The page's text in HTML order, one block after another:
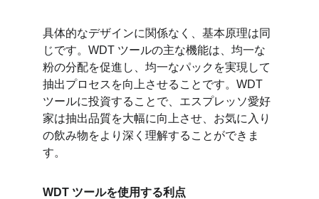
具体的なデザインに関係なく、基本原理は同
じです。WDT ツールの主な機能は、均一な
粉の分配を促進し、均一なパッ​​クを実現して
抽出プロセスを向上させることです。WDT
ツールに投資することで、エスプレッソ愛好
家は抽出品質を大幅に向上させ、お気に入り
の飲み物をより深く理解することができま
す。
WDT ツールを使用する利点